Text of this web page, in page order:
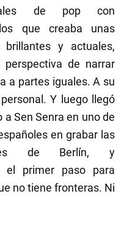
de pop con
que creaba unas
brillantes y actuales,
perspectiva de narrar
a partes iguales. A su
Y luego llegó
a Sen Senra en uno de
en grabar las
de Berlín, y
el primer paso para
no tiene fronteras. Ni